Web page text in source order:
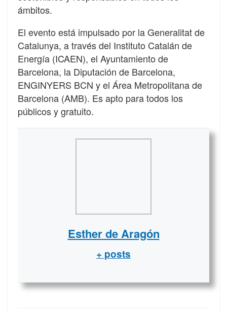
ámbitos.
El evento está impulsado por la Generalitat de
Catalunya, a través del Instituto Catalán de
Energía (ICAEN), el Ayuntamiento de
Barcelona, la Diputación de Barcelona,
ENGINYERS BCN y el Área Metropolitana de
Barcelona (AMB). Es apto para todos los
públicos y gratuito.
Esther de Aragón
+ posts